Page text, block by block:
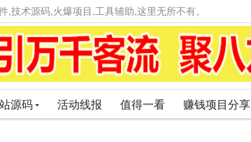
技术源码,火爆项目,工具辅助,这里无所不有。
源码 活动线报 值得一看 赚钱项目分享